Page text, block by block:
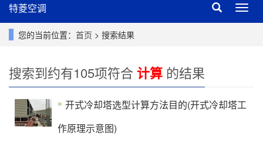
特
菱
特菱空调
您的当前位置： 首页 > 搜索结果
搜索到约有105项符合 计算 的结果
开式冷却塔选型计算方法目的(开式冷却塔工
作原理示意图)